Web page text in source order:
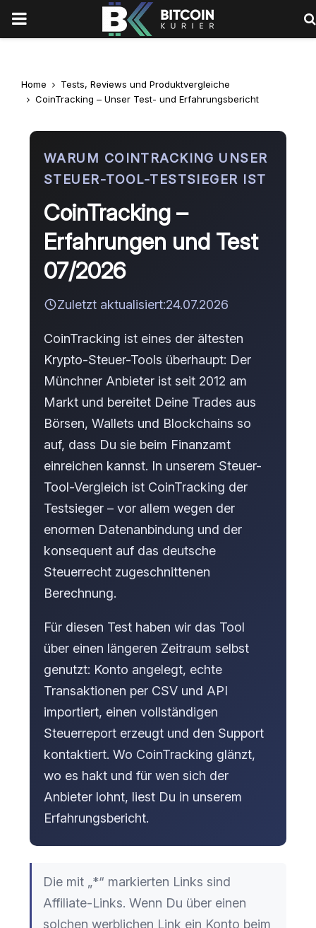
PRIMARY
Home
Tests, Reviews und Produktvergleiche
CoinTracking – Unser Test- und Erfahrungsbericht
WARUM COINTRACKING UNSER
STEUER-TOOL-TESTSIEGER IST
CoinTracking –
Erfahrungen und Test
07/2026
Zuletzt aktualisiert:24.07.2026
CoinTracking ist eines der ältesten
Krypto-Steuer-Tools überhaupt: Der
Münchner Anbieter ist seit 2012 am
Markt und bereitet Deine Trades aus
Börsen, Wallets und Blockchains so
auf, dass Du sie beim Finanzamt
einreichen kannst. In unserem Steuer-
Tool-Vergleich ist CoinTracking der
Testsieger – vor allem wegen der
enormen Datenanbindung und der
konsequent auf das deutsche
Steuerrecht zugeschnittenen
Berechnung.
Für diesen Test haben wir das Tool
über einen längeren Zeitraum selbst
genutzt: Konto angelegt, echte
Transaktionen per CSV und API
importiert, einen vollständigen
Steuerreport erzeugt und den Support
kontaktiert. Wo CoinTracking glänzt,
wo es hakt und für wen sich der
Anbieter lohnt, liest Du in unserem
Erfahrungsbericht.
Die mit „*“ markierten Links sind
Affiliate-Links. Wenn Du über einen
solchen werblichen Link ein Konto beim